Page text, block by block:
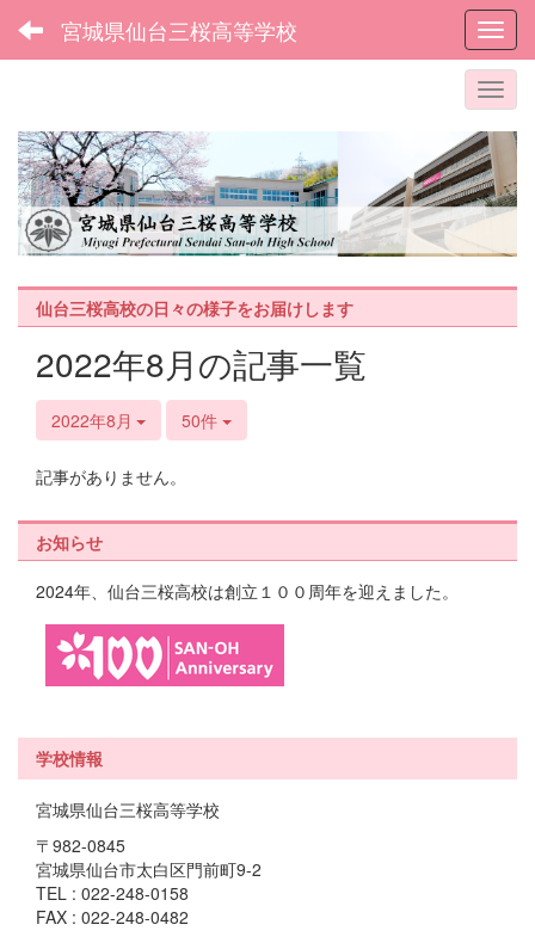
宮城県仙台三桜高等学校
仙台三桜高校の日々の様子をお届けします
2022年8月の記事一覧
2022年8月 50件
記事がありません。
お知らせ
2024年、仙台三桜高校は創立１００周年を迎えました。
学校情報
宮城県仙台三桜高等学校
〒982-0845
宮城県仙台市太白区門前町9-2
TEL : 022-248-0158
FAX : 022-248-0482